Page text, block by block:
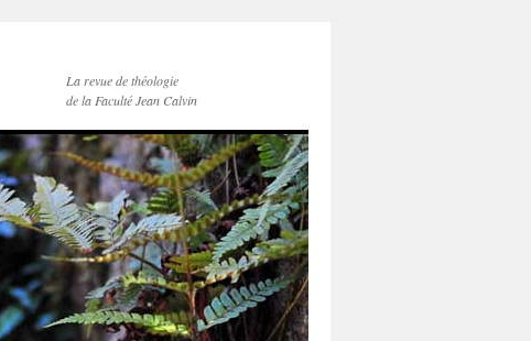
La revue de théologie
de la Faculté Jean Calvin